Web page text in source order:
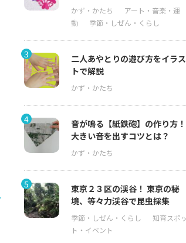
3
二人あやとりの遊び方をイラス
トで解説
4
音が鳴る【紙鉄砲】の作り方！
大きい音を出すコツとは？
5
東京２３区の渓谷！ 東京の秘
境、等々力渓谷で昆虫採集